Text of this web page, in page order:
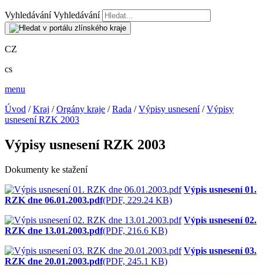
Vyhledávání Vyhledávání
CZ
cs
menu
Úvod /Kraj /Orgány kraje /Rada /Výpisy usnesení/Výpisy
usnesení RZK 2003
Výpisy usnesení RZK 2003
Dokumenty ke stažení
Výpis usnesení 01.
RZK dne 06.01.2003.pdf(PDF, 229.24 KB)
Výpis usnesení 02.
RZK dne 13.01.2003.pdf(PDF, 216.6 KB)
Výpis usnesení 03.
RZK dne 20.01.2003.pdf(PDF, 245.1 KB)